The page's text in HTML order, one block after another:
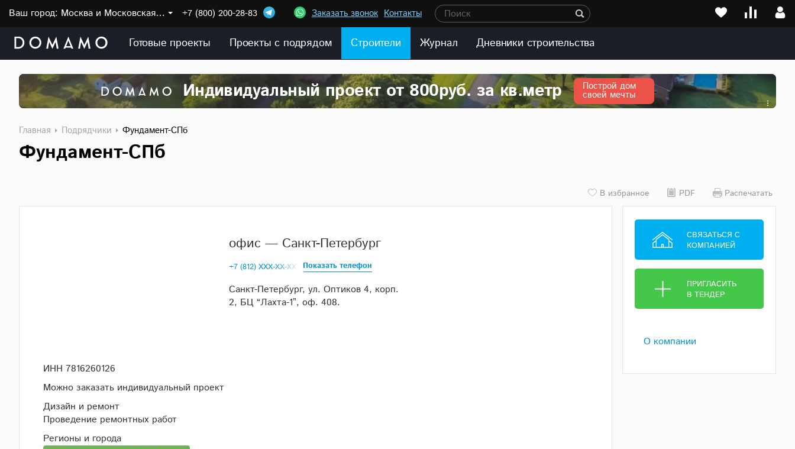
Ваш город: Москва и Московская область +7 (800) 200-28-83 Заказать звонок Контакты Поиск
Готовые проекты Проекты с подрядом Строители Журнал Дневники строительства
Индивидуальный проект от 800руб. за кв.метр Построй дом
своей мечты
Главная Подрядчики Фундамент-СПб
Фундамент-СПб
В избранное PDF Распечатать
СВЯЗАТЬСЯ С
КОМПАНИЕЙ
ПРИГЛАСИТЬ
В ТЕНДЕР
О компании
офис — Санкт-Петербург
+7 (812) XXX-XX-XX Показать телефон
Санкт-Петербург, ул. Оптиков 4, корп.
2, БЦ “Лахта-1”, оф. 408.
ИНН 7816260126
Можно заказать индивидуальный проект
Дизайн и ремонт
Проведение ремонтных работ
Регионы и города